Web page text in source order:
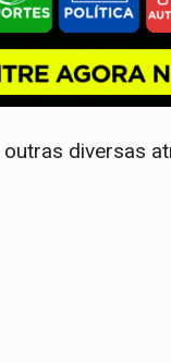
diversas